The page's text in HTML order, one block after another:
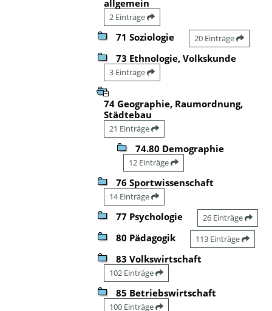
allgemein
2 Einträge
71 Soziologie 20 Einträge
73 Ethnologie, Volkskunde
3 Einträge
74 Geographie, Raumordnung,
Städtebau
21 Einträge
74.80 Demographie
12 Einträge
76 Sportwissenschaft
14 Einträge
77 Psychologie 26 Einträge
80 Pädagogik 113 Einträge
83 Volkswirtschaft
102 Einträge
85 Betriebswirtschaft
100 Einträge